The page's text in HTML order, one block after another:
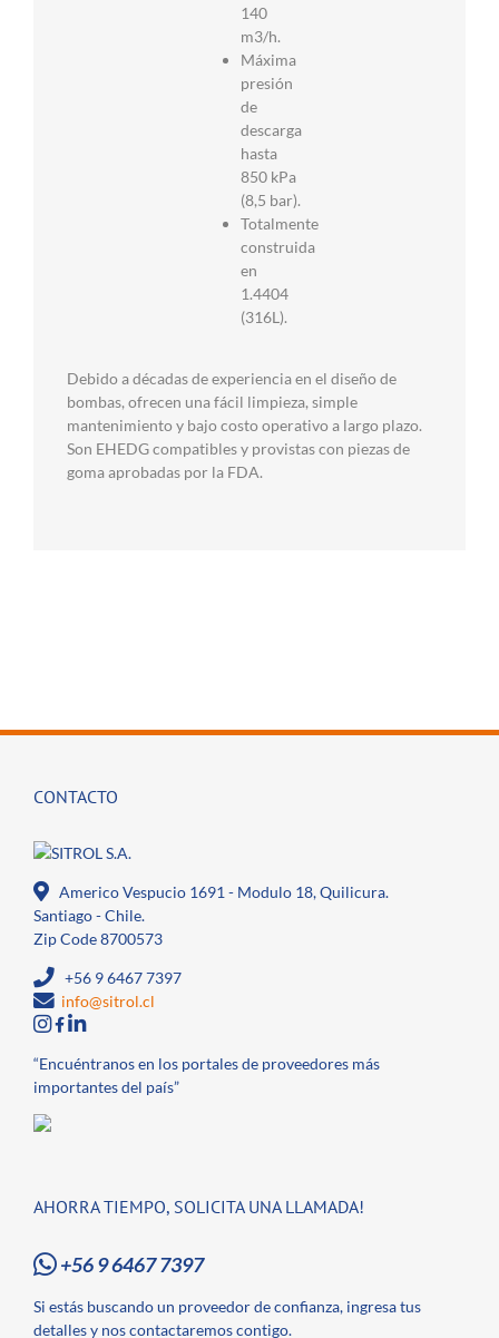
140
m3/h.
Máxima
presión
de
descarga
hasta
850 kPa
(8,5 bar).
Totalmente
construida
en
1.4404
(316L).
Debido a décadas de experiencia en el diseño de
bombas, ofrecen una fácil limpieza, simple
mantenimiento y bajo costo operativo a largo plazo.
Son EHEDG compatibles y provistas con piezas de
goma aprobadas por la FDA.
CONTACTO
Americo Vespucio 1691 - Modulo 18, Quilicura.
Santiago - Chile.
Zip Code 8700573
+56 9 6467 7397
info@sitrol.cl
“Encuéntranos en los portales de proveedores más
importantes del país”
AHORRA TIEMPO, SOLICITA UNA LLAMADA!
+56 9 6467 7397
Si estás buscando un proveedor de confianza, ingresa tus
detalles y nos contactaremos contigo.